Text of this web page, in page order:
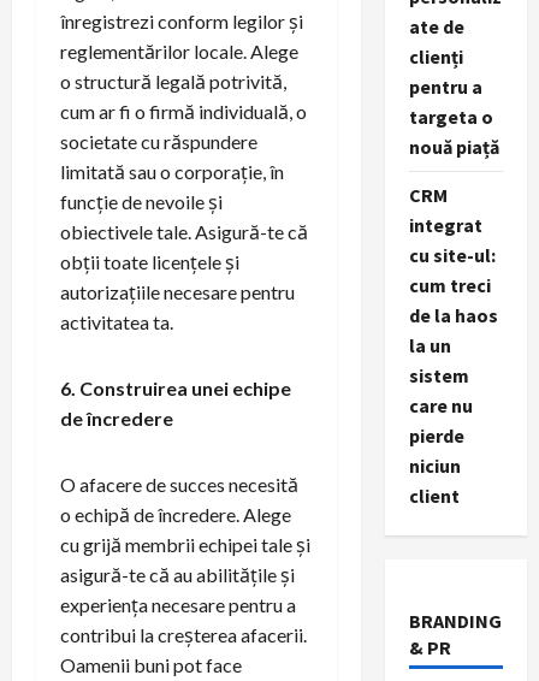
înregistrezi conform legilor și
reglementărilor locale. Alege
o structură legală potrivită,
cum ar fi o firmă individuală, o
societate cu răspundere
limitată sau o corporație, în
funcție de nevoile și
obiectivele tale. Asigură-te că
obții toate licențele și
autorizațiile necesare pentru
activitatea ta.
6. Construirea unei echipe
de încredere
O afacere de succes necesită
o echipă de încredere. Alege
cu grijă membrii echipei tale și
asigură-te că au abilitățile și
experiența necesare pentru a
contribui la creșterea afacerii.
Oamenii buni pot face
ate de
clienți
pentru a
targeta o
nouă piață
CRM
integrat
cu site-ul:
cum treci
de la haos
la un
sistem
care nu
pierde
niciun
client
BRANDING
& PR